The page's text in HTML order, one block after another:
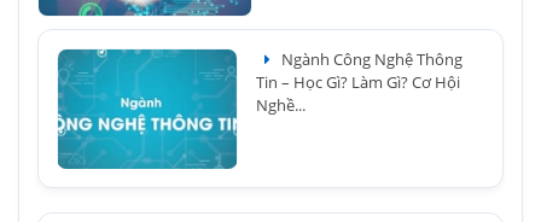
Ngành Công Nghệ Thông
Tin – Học Gì? Làm Gì? Cơ Hội
Nghề...